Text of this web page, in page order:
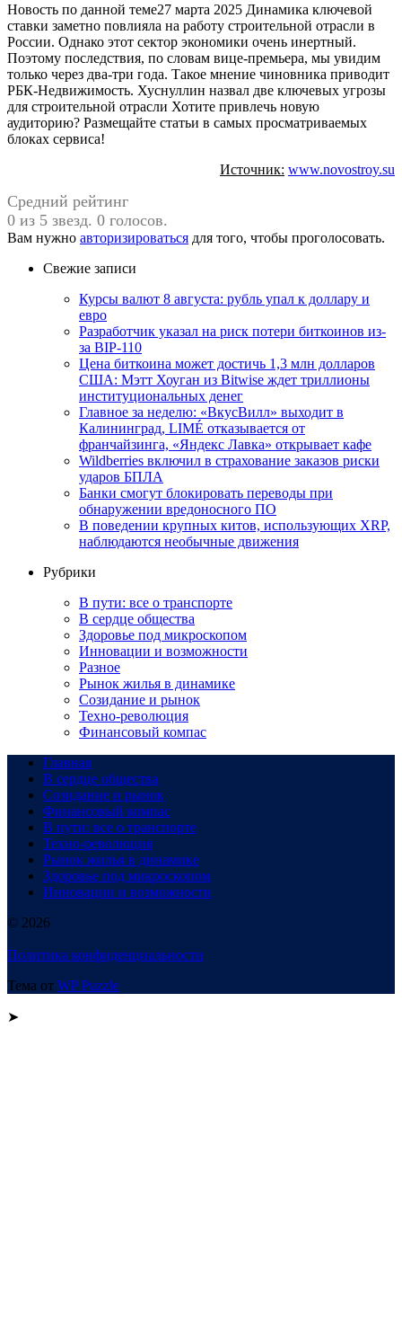
Новость по данной теме27 марта 2025 Динамика ключевой
ставки заметно повлияла на работу строительной отрасли в
России. Однако этот сектор экономики очень инертный.
Поэтому последствия, по словам вице-премьера, мы увидим
только через два-три года. Такое мнение чиновника приводит
РБК-Недвижимость. Хуснуллин назвал две ключевых угрозы
для строительной отрасли Хотите привлечь новую
аудиторию? Размещайте статьи в самых просматриваемых
блоках сервиса!
Источник: www.novostroy.su
Средний рейтинг
0 из 5 звезд. 0 голосов.
Вам нужно авторизироваться для того, чтобы проголосовать.
Свежие записи
Курсы валют 8 августа: рубль упал к доллару и
евро
Разработчик указал на риск потери биткоинов из-
за BIP-110
Цена биткоина может достичь 1,3 млн долларов
США: Мэтт Хоуган из Bitwise ждет триллионы
институциональных денег
Главное за неделю: «ВкусВилл» выходит в
Калининград, LIMÉ отказывается от
франчайзинга, «Яндекс Лавка» открывает кафе
Wildberries включил в страхование заказов риски
ударов БПЛА
Банки смогут блокировать переводы при
обнаружении вредоносного ПО
В поведении крупных китов, использующих XRP,
наблюдаются необычные движения
Рубрики
В пути: все о транспорте
В сердце общества
Здоровье под микроскопом
Инновации и возможности
Разное
Рынок жилья в динамике
Созидание и рынок
Техно-революция
Финансовый компас
Главная
В сердце общества
Созидание и рынок
Финансовый компас
В пути: все о транспорте
Техно-революция
Рынок жилья в динамике
Здоровье под микроскопом
Инновации и возможности
© 2026
Политика конфиденциальности
Тема от WP Puzzle
➤